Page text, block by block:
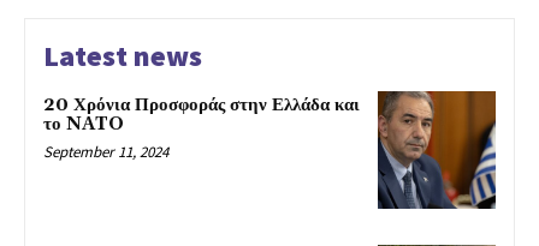
Latest news
20 Χρόνια Προσφοράς στην Ελλάδα και
το NATO
September 11, 2024